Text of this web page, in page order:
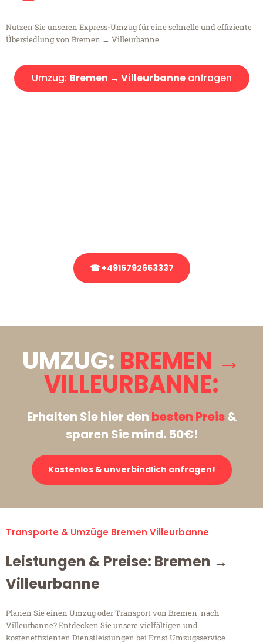
Nutzen Sie unseren Express-Umzug für eine schnelle und effiziente
Übersiedlung von Bremen → Villeurbanne.
Umzug: Bremen → Villeurbanneanfragen
☎ +4915792653337
UMZUG: BREMEN →
VILLEURBANNE:
Erhalten Sie hier den besten Preis&
sparen Sie mind. 50€!
Kostenlos & unverbindlich anfragen!
Transporte & Umzüge Bremen Villeurbanne
Leistungen & Preise: Bremen →
Villeurbanne
Planen Sie einen Umzug oder Transport von Bremen nach
Villeurbanne? Entdecken Sie unsere vielfältigen und
kosteneffizienten Dienstleistungen bei Ernst Umzugsservice